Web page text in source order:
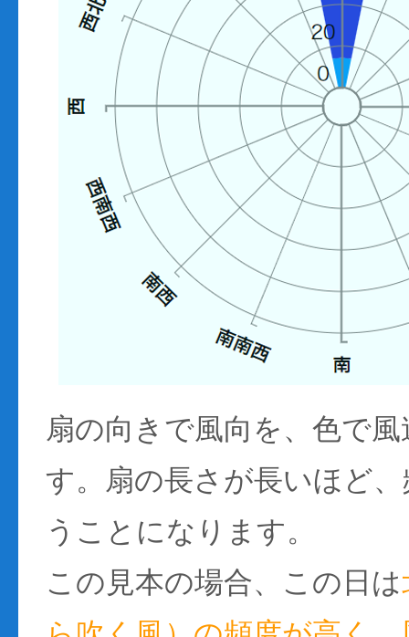
扇の向きで風向を、色で
す。扇の長さが長いほど
うことになります。
この見本の場合、この日は